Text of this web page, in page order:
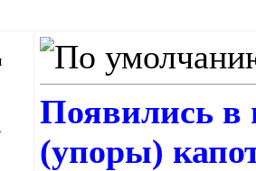
Появились в
(упоры)